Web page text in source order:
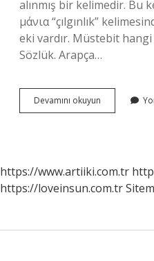
alınmış bir kelimedir. Bu
μάνια “çılgınlık”
eki vardır. Müstebit
Sözlük. Arapça…
Devamını okuyun
Hangi
https://www.artiiki.com.tr
https://loveinsun.com.tr